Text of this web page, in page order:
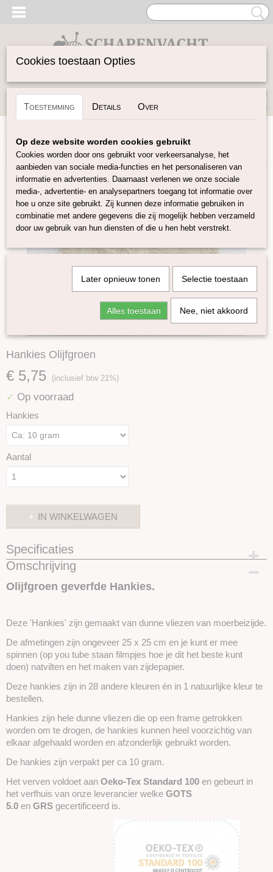
Inloggen Registreren
(0)
Home>Vilten>Zijde Producten>Zijden Hankies
Hankies Olijfgroen
Hankies Olijfgroen
€ 5,75 (inclusief btw 21%)
✓ Op voorraad
Hankies
Aantal
IN WINKELWAGEN
Specificaties
Productcode
Omschrijving
Olijfgroen geverfde Hankies.
Deze 'Hankies' zijn gemaakt van dunne vliezen van moerbeizijde.
De afmetingen zijn ongeveer 25 x 25 cm en je kunt er mee
spinnen (op you tube staan filmpjes hoe je dit het beste kunt
doen) natvilten en het maken van zijdepapier.
Deze hankies zijn in 28 andere kleuren én in 1 natuurlijke kleur te
bestellen.
Hankies zijn hele dunne vliezen die op een frame getrokken
worden om te drogen, de hankies kunnen heel voorzichtig van
elkaar afgehaald worden en afzonderlijk gebruikt worden.
De hankies zijn verpakt per ca 10 gram.
Het verven voldoet aan Oeko-Tex Standard 100 en gebeurt in
het verfhuis van onze leverancier welke GOTS
5.0 en GRS gecertificeerd is.
Cookies toestaan Opties
Toestemming Details Over
Op deze website worden cookies gebruikt
Cookies worden door ons gebruikt voor verkeersanalyse, het
aanbieden van sociale media-functies en het personaliseren van
informatie en advertenties. Daarnaast verlenen we onze sociale
media-, advertentie- en analysepartners toegang tot informatie over
hoe u onze site gebruikt. Zij kunnen deze informatie gebruiken in
combinatie met andere gegevens die zij mogelijk hebben verzameld
door uw gebruik van hun diensten of die u hen hebt verstrekt.
Later opnieuw tonen Selectie toestaan
Alles toestaan Nee, niet akkoord